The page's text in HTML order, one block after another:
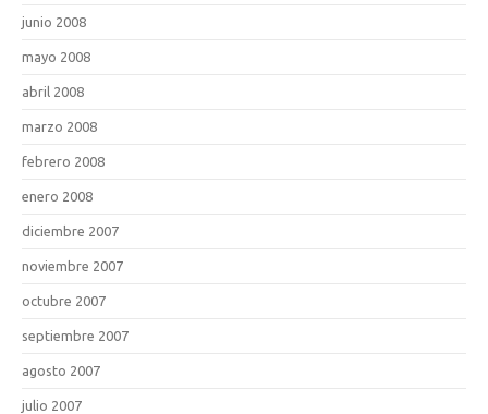
junio 2008
mayo 2008
abril 2008
marzo 2008
febrero 2008
enero 2008
diciembre 2007
noviembre 2007
octubre 2007
septiembre 2007
agosto 2007
julio 2007